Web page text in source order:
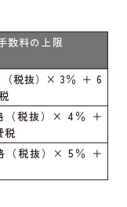
数料の上限
（税抜）× 3％ ＋ 6
（税抜）× 4％ ＋
税
（税抜）× 5％ ＋